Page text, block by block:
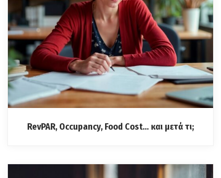
RevPAR, Occupancy, Food Cost… και μετά τι;